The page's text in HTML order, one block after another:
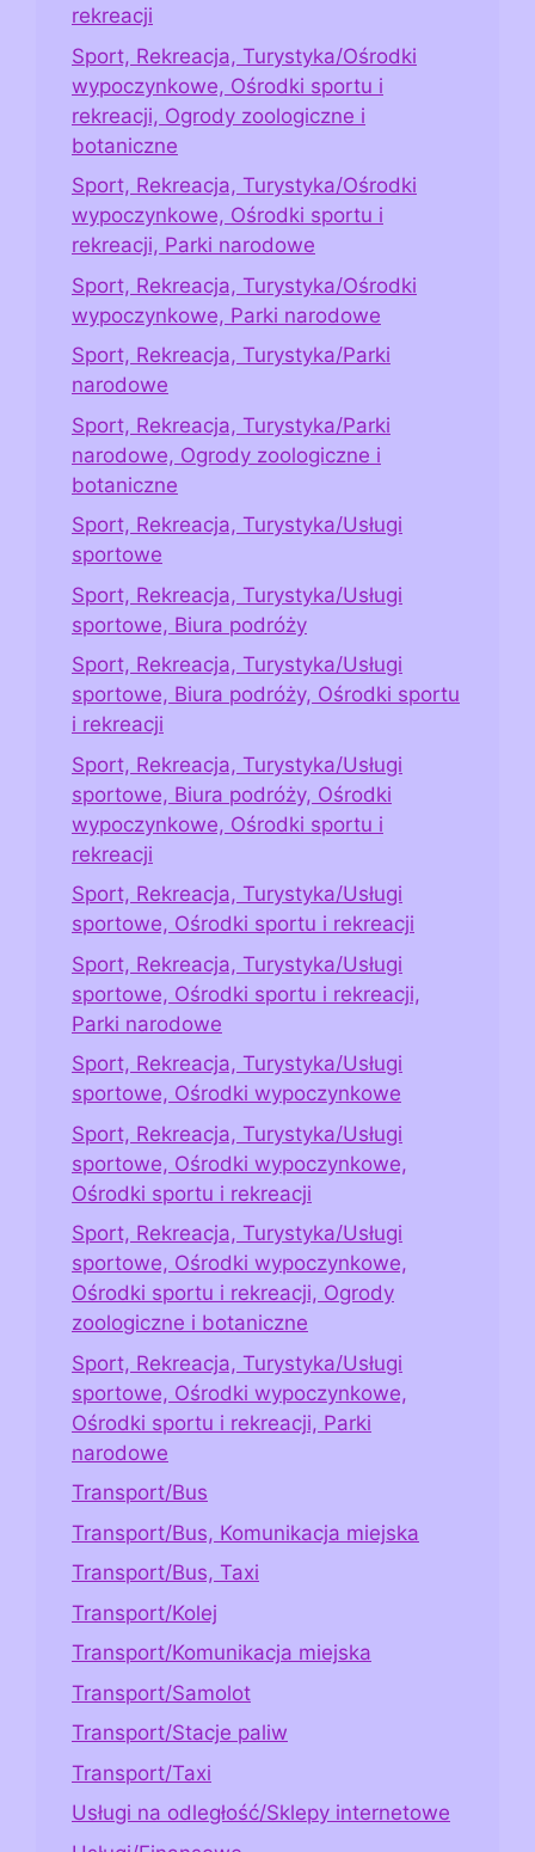
rekreacji
Sport, Rekreacja, Turystyka/Ośrodki
wypoczynkowe, Ośrodki sportu i
rekreacji, Ogrody zoologiczne i
botaniczne
Sport, Rekreacja, Turystyka/Ośrodki
wypoczynkowe, Ośrodki sportu i
rekreacji, Parki narodowe
Sport, Rekreacja, Turystyka/Ośrodki
wypoczynkowe, Parki narodowe
Sport, Rekreacja, Turystyka/Parki
narodowe
Sport, Rekreacja, Turystyka/Parki
narodowe, Ogrody zoologiczne i
botaniczne
Sport, Rekreacja, Turystyka/Usługi
sportowe
Sport, Rekreacja, Turystyka/Usługi
sportowe, Biura podróży
Sport, Rekreacja, Turystyka/Usługi
sportowe, Biura podróży, Ośrodki sportu
i rekreacji
Sport, Rekreacja, Turystyka/Usługi
sportowe, Biura podróży, Ośrodki
wypoczynkowe, Ośrodki sportu i
rekreacji
Sport, Rekreacja, Turystyka/Usługi
sportowe, Ośrodki sportu i rekreacji
Sport, Rekreacja, Turystyka/Usługi
sportowe, Ośrodki sportu i rekreacji,
Parki narodowe
Sport, Rekreacja, Turystyka/Usługi
sportowe, Ośrodki wypoczynkowe
Sport, Rekreacja, Turystyka/Usługi
sportowe, Ośrodki wypoczynkowe,
Ośrodki sportu i rekreacji
Sport, Rekreacja, Turystyka/Usługi
sportowe, Ośrodki wypoczynkowe,
Ośrodki sportu i rekreacji, Ogrody
zoologiczne i botaniczne
Sport, Rekreacja, Turystyka/Usługi
sportowe, Ośrodki wypoczynkowe,
Ośrodki sportu i rekreacji, Parki
narodowe
Transport/Bus
Transport/Bus, Komunikacja miejska
Transport/Bus, Taxi
Transport/Kolej
Transport/Komunikacja miejska
Transport/Samolot
Transport/Stacje paliw
Transport/Taxi
Usługi na odległość/Sklepy internetowe